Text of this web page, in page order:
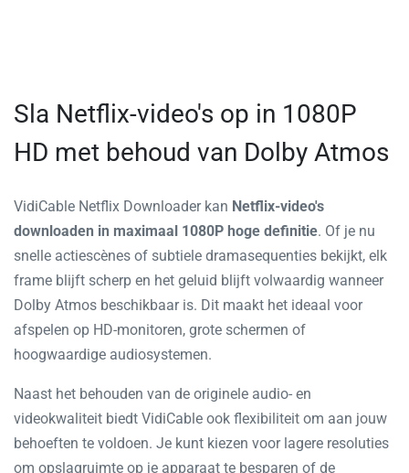
Sla Netflix-video's op in 1080P
HD met behoud van Dolby Atmos
VidiCable Netflix Downloader kan Netflix-video's
downloaden in maximaal 1080P hoge definitie. Of je nu
snelle actiescènes of subtiele dramasequenties bekijkt, elk
frame blijft scherp en het geluid blijft volwaardig wanneer
Dolby Atmos beschikbaar is. Dit maakt het ideaal voor
afspelen op HD-monitoren, grote schermen of
hoogwaardige audiosystemen.
Naast het behouden van de originele audio- en
videokwaliteit biedt VidiCable ook flexibiliteit om aan jouw
behoeften te voldoen. Je kunt kiezen voor lagere resoluties
om opslagruimte op je apparaat te besparen of de